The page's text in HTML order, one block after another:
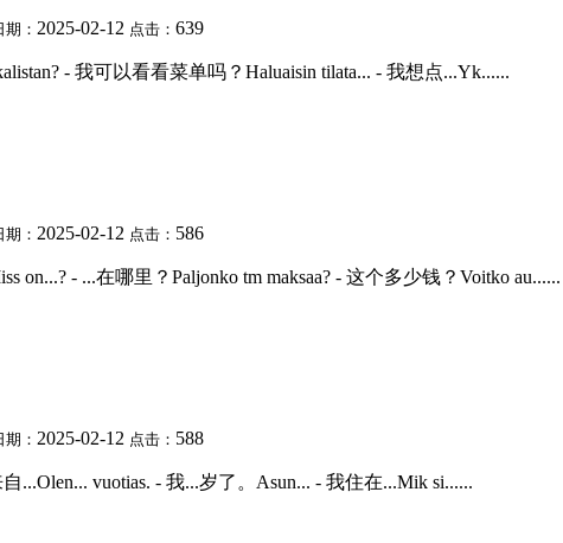
期： 2025-02-12 点击： 639
- 我可以看看菜单吗？Haluaisin tilata... - 我想点...Yk......
期： 2025-02-12 点击： 586
on...? - ...在哪里？Paljonko tm maksaa? - 这个多少钱？Voitko au......
期： 2025-02-12 点击： 588
...Olen... vuotias. - 我...岁了。Asun... - 我住在...Mik si......